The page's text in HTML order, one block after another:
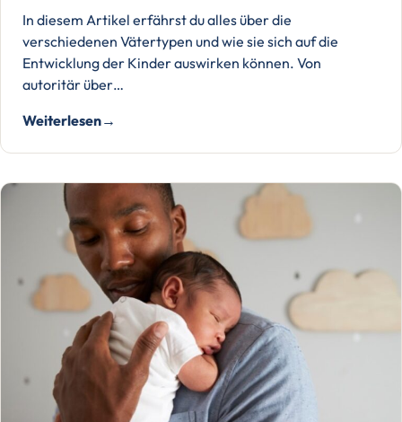
In diesem Artikel erfährst du alles über die
verschiedenen Vätertypen und wie sie sich auf die
Entwicklung der Kinder auswirken können. Von
autoritär über…
Weiterlesen